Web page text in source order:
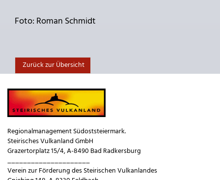
Foto: Roman Schmidt
Zurück zur Übersicht
Regionalmanagement Südoststeiermark.
Steirisches Vulkanland GmbH
Grazertorplatz 15/4, A-8490 Bad Radkersburg
_____________________
Verein zur Förderung des Steirischen Vulkanlandes